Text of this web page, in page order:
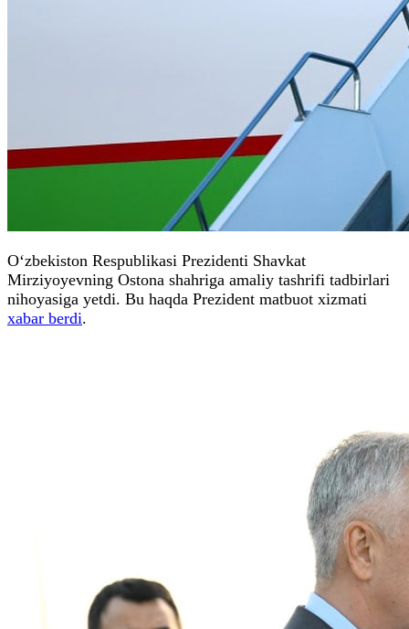
O‘zbekiston Respublikasi Prezidenti Shavkat
Mirziyoyevning Ostona shahriga amaliy tashrifi tadbirlari
nihoyasiga yetdi. Bu haqda Prezident matbuot xizmati
xabar berdi.